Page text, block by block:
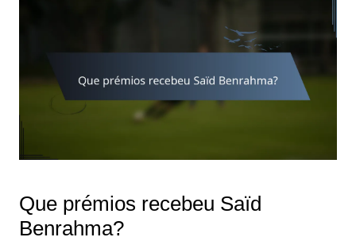
Que prémios recebeu Saïd
Benrahma?